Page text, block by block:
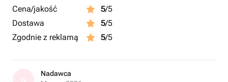
Cena/jakość 5/5
Dostawa
5/5
Zgodnie z reklamą
5/5
Nadawca